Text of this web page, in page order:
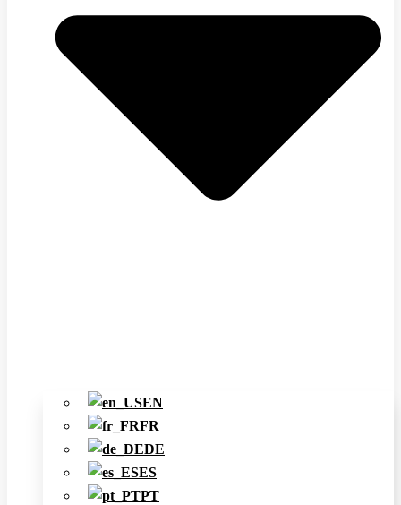
EN
FR
DE
ES
PT